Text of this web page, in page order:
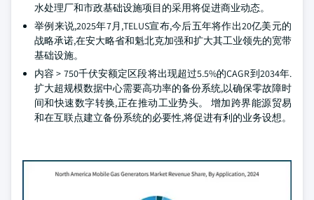
水处理厂和市政基础设施项目的采用将促进商业动态。
举例来说,2025年7月,TELUS宣布,今后五年将作出20亿美元的
战略承诺,在安大略省和魁北克加强和扩大其工业领先的宽带
基础设施。
内容 > 750千伏安额定区段将出现超过5.5%的CAGR到2034年.
扩大超规模数据中心需要高功率的备份系统,以确保零故障时
间和快速数字转换,正在推动工业势头。 增加跨界能源贸易
和在互联点建立备份系统的必要性,将促进有利的业务设想。